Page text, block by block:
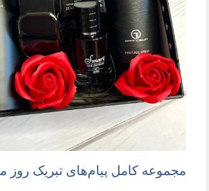
مجموعه کامل پیام‌های تبریک روز